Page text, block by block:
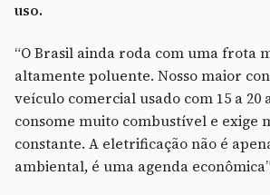
uso.
“O Brasil ainda roda com uma frota
altamente poluente. Nosso maior
veículo comercial usado com 15 a 20
consome muito combustível e exige
constante. A eletrificação não é
ambiental, é uma agenda